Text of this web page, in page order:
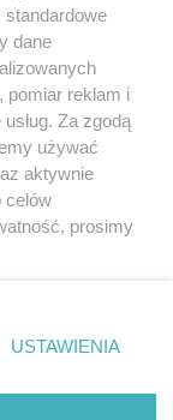
z portali
z nami
standardowe
dane
pomiar reklam i
Za zgodą
używać
aktywnie
celów
prosimy
rogu strony
nie wymagają
się
USTAWIENIA